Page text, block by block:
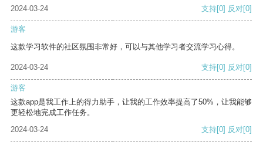
2024-03-24 支持[0] 反对[0]
游客
这款学习软件的社区氛围非常好，可以与其他学习者交流学习心得。
2024-03-24 支持[0] 反对[0]
游客
这款app是我工作上的得力助手，让我的工作效率提高了50%，让我能够
更轻松地完成工作任务。
2024-03-24
支持[0] 反对[0]